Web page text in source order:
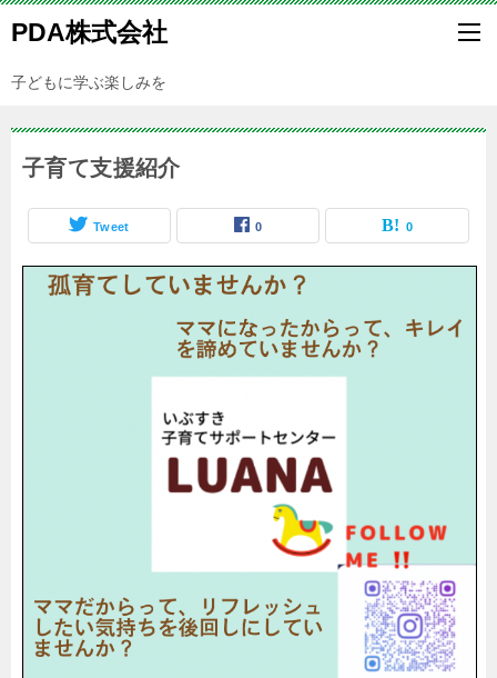
PDA株式会社
子どもに学ぶ楽しみを
子育て支援紹介
Tweet 0 0